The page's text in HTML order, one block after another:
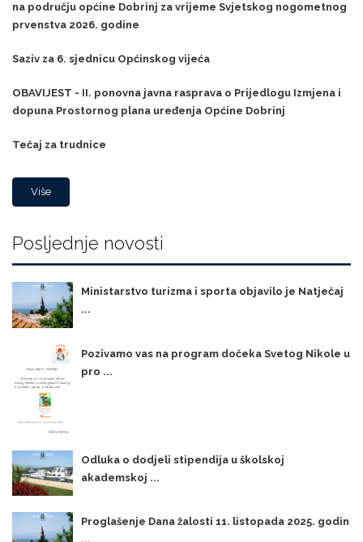
na području općine Dobrinj za vrijeme Svjetskog nogometnog
prvenstva 2026. godine
Saziv za 6. sjednicu Općinskog vijeća
OBAVIJEST - II. ponovna javna rasprava o Prijedlogu Izmjena i
dopuna Prostornog plana uređenja Općine Dobrinj
Tečaj za trudnice
Više
Posljednje novosti
Ministarstvo turizma i sporta objavilo je Natječaj
...
Pozivamo vas na program dočeka Svetog Nikole u
pro ...
Odluka o dodjeli stipendija u školskoj
akademskoj ...
Proglašenje Dana žalosti 11. listopada 2025. godin
...